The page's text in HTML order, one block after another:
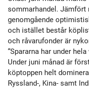
sommarhandel. Jämfört
genomgående
och istället består
och råvarufonder är
“Spararna har under
Under juni månad är
köptoppen helt
Ryssland-, Kina- samt